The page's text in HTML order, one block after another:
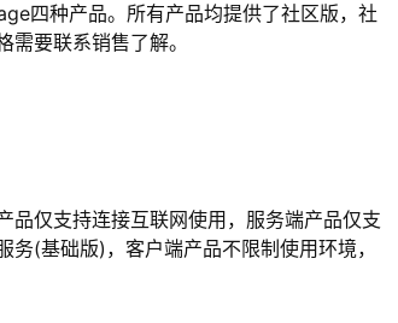
四种产品。所有产品均提供了社区版，社
要联系销售了解。
品仅支持连接互联网使用，服务端产品仅支
(基础版)，客户端产品不限制使用环境，